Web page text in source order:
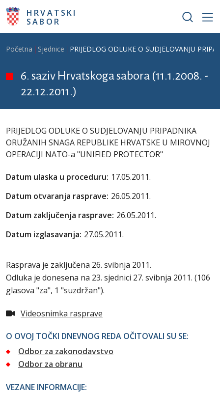
Skoči na glavni sadržaj
HRVATSKI
SABOR
Breadcrumb
Početna Sjednice PRIJEDLOG ODLUKE O SUDJELOVANJU
6. saziv Hrvatskoga sabora (11.1.2008. -
22.12.2011.)
PRIJEDLOG ODLUKE O SUDJELOVANJU PRIPADNIKA
ORUŽANIH SNAGA REPUBLIKE HRVATSKE U MIROVNOJ
OPERACIJI NATO-a "UNIFIED PROTECTOR"
Datum ulaska u proceduru: 17.05.2011.
Datum otvaranja rasprave: 26.05.2011.
Datum zaključenja rasprave: 26.05.2011.
Datum izglasavanja: 27.05.2011.
Rasprava je zaključena 26. svibnja 2011.
Odluka je donesena na 23. sjednici 27. svibnja 2011. (106
glasova "za", 1 "suzdržan").
Videosnimka rasprave
O OVOJ TOČKI DNEVNOG REDA OČITOVALI SU SE:
Odbor za zakonodavstvo
Odbor za obranu
VEZANE INFORMACIJE: